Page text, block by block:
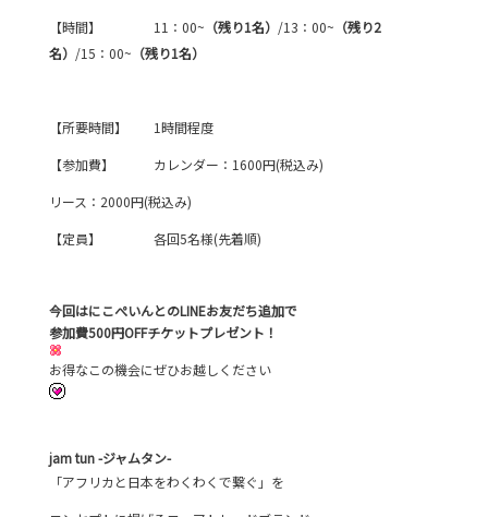
【時間】 11：00~ （残り1名） /13：00~ （残り2
名） /15：00~ （残り1名）
【所要時間】 1時間程度
【参加費】 カレンダー：1600円(税込み)
リース：2000円(税込み)
【定員】 各回5名様(先着順)
今回はにこぺいんとのLINEお友だち追加で
参加費500円OFFチケットプレゼント！
お得なこの機会にぜひお越しください
jam tun -ジャムタン-
「アフリカと日本をわくわくで繋ぐ」を